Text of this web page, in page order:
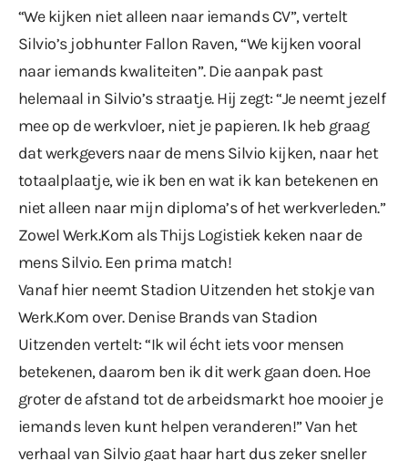
“We kijken niet alleen naar iemands CV”, vertelt
Silvio’s jobhunter Fallon Raven, “We kijken vooral
naar iemands kwaliteiten”. Die aanpak past
helemaal in Silvio’s straatje. Hij zegt: “Je neemt jezelf
mee op de werkvloer, niet je papieren. Ik heb graag
dat werkgevers naar de mens Silvio kijken, naar het
totaalplaatje, wie ik ben en wat ik kan betekenen en
niet alleen naar mijn diploma’s of het werkverleden.”
Zowel Werk.Kom als Thijs Logistiek keken naar de
mens Silvio. Een prima match!
Vanaf hier neemt Stadion Uitzenden het stokje van
Werk.Kom over. Denise Brands van Stadion
Uitzenden vertelt: “Ik wil écht iets voor mensen
betekenen, daarom ben ik dit werk gaan doen. Hoe
groter de afstand tot de arbeidsmarkt hoe mooier je
iemands leven kunt helpen veranderen!” Van het
verhaal van Silvio gaat haar hart dus zeker sneller